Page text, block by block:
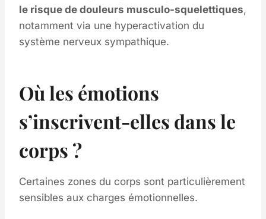
le risque de douleurs musculo-squelettiques,
notamment via une hyperactivation du
système nerveux sympathique.
Où les émotions
s’inscrivent-elles dans le
corps ?
Certaines zones du corps sont particulièrement
sensibles aux charges émotionnelles.